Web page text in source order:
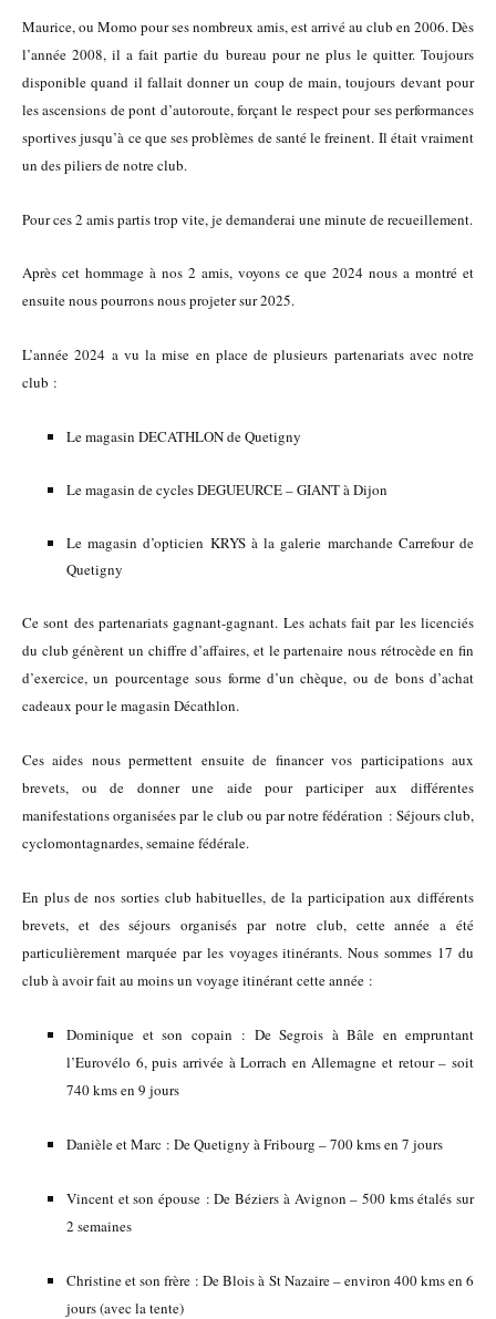
Maurice, ou Momo pour ses nombreux amis, est arrivé au club en 2006. Dès
l’année 2008, il a fait partie du bureau pour ne plus le quitter. Toujours
disponible quand il fallait donner un coup de main, toujours devant pour
les ascensions de pont d’autoroute, forçant le respect pour ses performances
sportives jusqu’à ce que ses problèmes de santé le freinent. Il était vraiment
un des piliers de notre club.
Pour ces 2 amis partis trop vite, je demanderai une minute de recueillement.
Après cet hommage à nos 2 amis, voyons ce que 2024 nous a montré et
ensuite nous pourrons nous projeter sur 2025.
L’année 2024 a vu la mise en place de plusieurs partenariats avec notre
club :
Le magasin DECATHLON de Quetigny
Le magasin de cycles DEGUEURCE – GIANT à Dijon
Le magasin d’opticien KRYS à la galerie marchande Carrefour de
Quetigny
Ce sont des partenariats gagnant-gagnant. Les achats fait par les licenciés
du club génèrent un chiffre d’affaires, et le partenaire nous rétrocède en fin
d’exercice, un pourcentage sous forme d’un chèque, ou de bons d’achat
cadeaux pour le magasin Décathlon.
Ces aides nous permettent ensuite de financer vos participations aux
brevets, ou de donner une aide pour participer aux différentes
manifestations organisées par le club ou par notre fédération : Séjours club,
cyclomontagnardes, semaine fédérale.
En plus de nos sorties club habituelles, de la participation aux différents
brevets, et des séjours organisés par notre club, cette année a été
particulièrement marquée par les voyages itinérants. Nous sommes 17 du
club à avoir fait au moins un voyage itinérant cette année :
Dominique et son copain : De Segrois à Bâle en empruntant
l’Eurovélo 6, puis arrivée à Lorrach en Allemagne et retour – soit
740 kms en 9 jours
Danièle et Marc : De Quetigny à Fribourg – 700 kms en 7 jours
Vincent et son épouse : De Béziers à Avignon – 500 kms étalés sur
2 semaines
Christine et son frère : De Blois à St Nazaire – environ 400 kms en 6
jours (avec la tente)